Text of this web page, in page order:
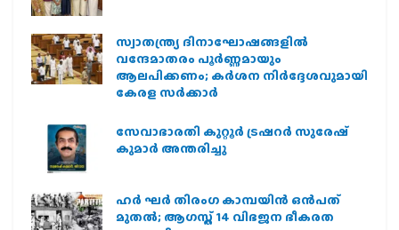
സ്വാതന്ത്ര്യ ദിനാഘോഷങ്ങളിൽ
വന്ദേമാതരം പൂർണ്ണമായും
ആലപിക്കണം; കർശന നിർദ്ദേശവുമായി
കേരള സർക്കാർ
സേവാഭാരതി കുറ്റൂർ ട്രഷറർ സുരേഷ്
കുമാർ അന്തരിച്ചു
ഹര്‍ ഘര്‍ തിരംഗ കാമ്പയിന്‍ ഒന്‍പത്
മുതല്‍; ആഗസ്ത് 14 വിഭജന ഭീകരത